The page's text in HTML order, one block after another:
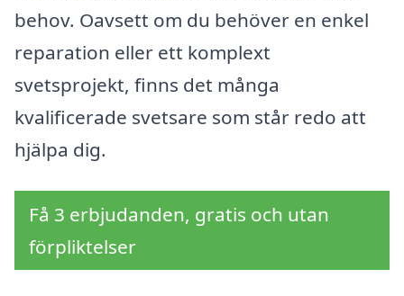
behov. Oavsett om du behöver en enkel
reparation eller ett komplext
svetsprojekt, finns det många
kvalificerade svetsare som står redo att
hjälpa dig.
Få 3 erbjudanden, gratis och utan
förpliktelser